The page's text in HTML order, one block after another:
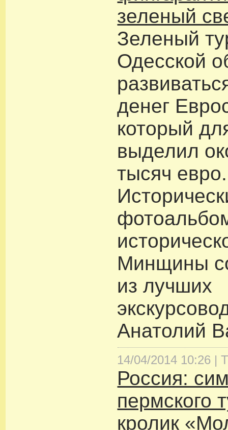
зеленый
Зеленый
Одесской
денег
который
выделил
тысяч евро.
Минщины
из лучших
Анатолий
14/04/2014 10:26 |
Россия:
пермского
кролик